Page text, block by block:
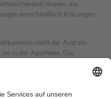
dienen, die
einschließlich Klärungen
stellt der Arzt ein
in der Apotheke. Die
einen Teil davon als Zuzahlung
in Höhe von zehn